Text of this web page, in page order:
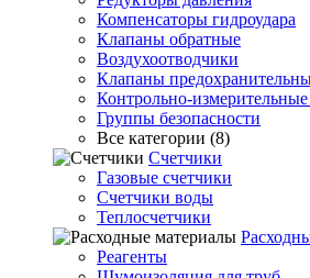
Компенсаторы гидроудара
Клапаны обратные
Воздухоотводчики
Клапаны
Контрольно-
Группы безопасности
Все категории (8)
Счетчики
Газовые счетчики
Счетчики воды
Теплосчетчики
Реагенты